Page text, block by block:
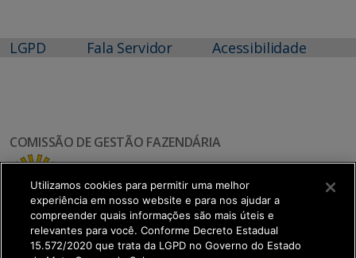
LGPD Fala Servidor Acessibilidade
COMISSÃO DE GESTÃO FAZENDÁRIA
Utilizamos cookies para permitir uma melhor
experiência em nosso website e para nos ajudar a
compreender quais informações são mais úteis e
relevantes para você. Conforme Decreto Estadual
15.572/2020 que trata da LGPD no Governo do Estado